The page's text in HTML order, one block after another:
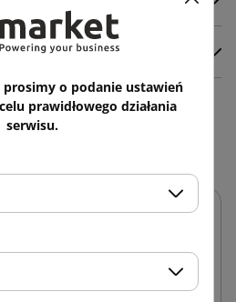
także
prosimy o podanie ustawień
prawidłowego działania
serwisu.